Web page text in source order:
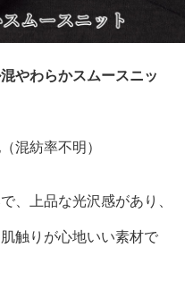
やわらかスムースニッ
混紡率不明）
、上品な光沢感があり、
触りが心地いい素材で